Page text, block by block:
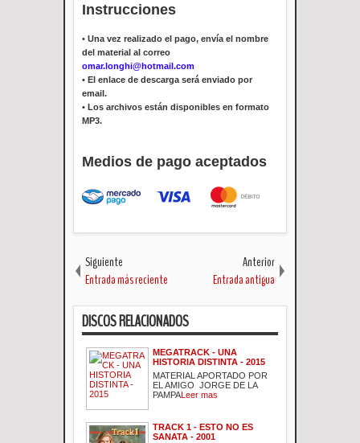
Instrucciones
• Una vez realizado el pago, envía el nombre
del material al correo
omar.longhi@hotmail.com
• El enlace de descarga será enviado por
email.
• Los archivos están disponibles en formato
MP3.
Medios de pago aceptados
Siguiente
Entrada más reciente
Anterior
Entrada antigua
DISCOS RELACIONADOS
MEGATRACK - UNA
HISTORIA DISTINTA - 2015
MATERIAL APORTADO POR
EL AMIGO JORGE DE LA
PAMPALeer mas
TRACK 1 - ESTO NO ES
SANATA - 2001